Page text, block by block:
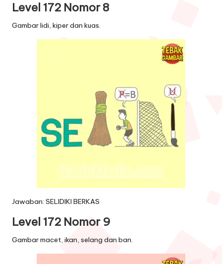
Level 172 Nomor 8
Gambar lidi, kiper dan kuas.
Jawaban: SELIDIKI BERKAS
Level 172 Nomor 9
Gambar macet, ikan, selang dan ban.